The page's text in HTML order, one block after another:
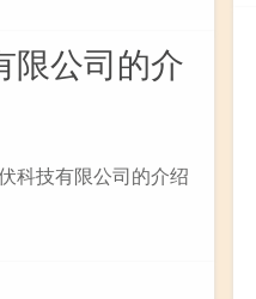
限公司的介
科技有限公司的介绍